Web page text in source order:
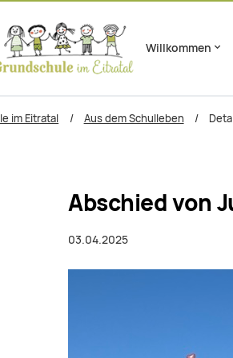
Navigation
Willkommen
im Eitratal Aus dem Schulleben
Abschied von
03.04.2025